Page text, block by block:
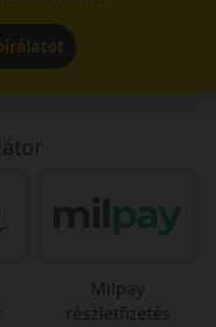
Milpay
részletfizetés